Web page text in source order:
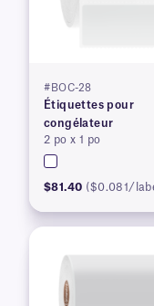
#BOC-28
Étiquettes pour
congélateur
2 po x 1 po
$81.40 ($0.081/